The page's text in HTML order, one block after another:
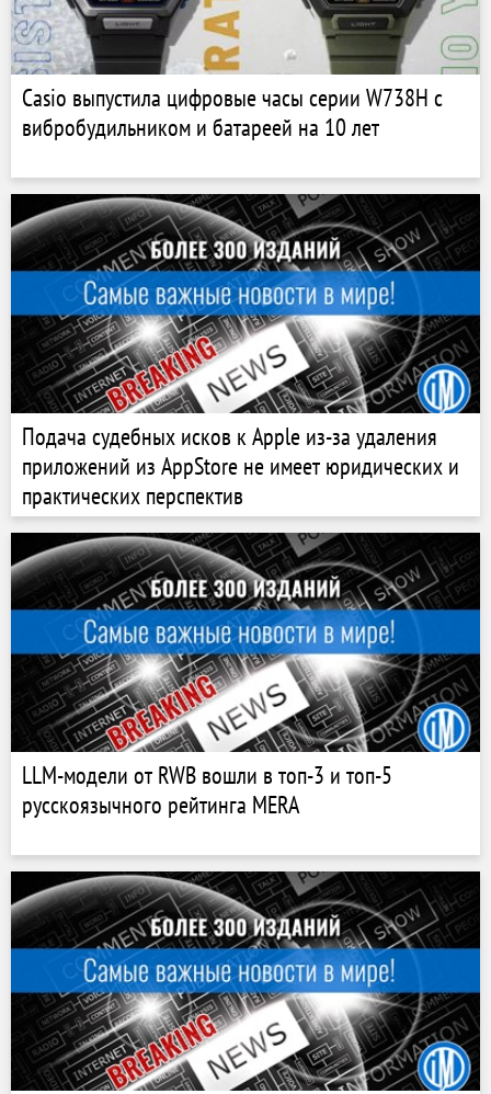
Casio выпустила цифровые часы серии W738H с
вибробудильником и батареей на 10 лет
Подача судебных исков к Apple из-за удаления
приложений из AppStore не имеет юридических и
практических перспектив
LLM-модели от RWB вошли в топ-3 и топ-5
русскоязычного рейтинга MERA